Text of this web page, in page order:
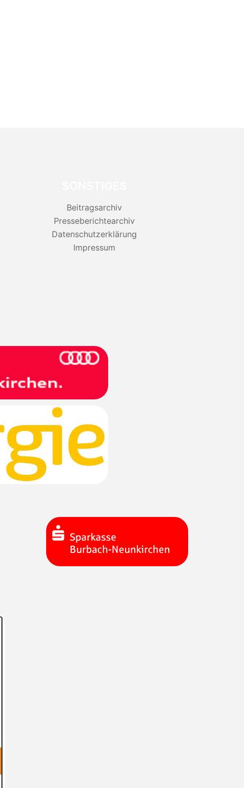
Beitragsarchiv
Presseberichtearchiv
Datenschutzerklärung
Impressum